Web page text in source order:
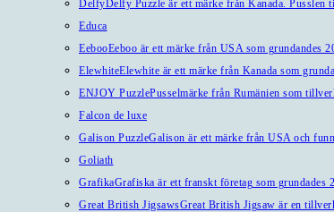
DelfyDelfy Puzzle är ett märke från Kanada. Pusslen
Educa
EebooEeboo är ett märke från USA som grundandes
ElewhiteElewhite är ett märke från Kanada som
ENJOY PuzzlePusselmärke från Rumänien som
Falcon de luxe
Galison PuzzleGalison är ett märke från USA och
Goliath
GrafikaGrafiska är ett franskt företag som grundades
Great British JigsawsGreat British Jigsaw är en